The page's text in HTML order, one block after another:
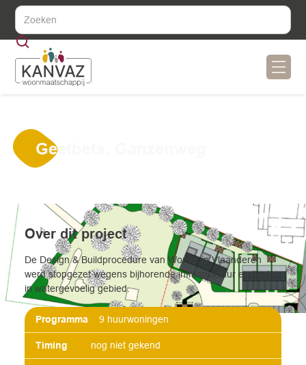
Geetbets, Ganzenweg
Over dit project
De Design & Buildprocedure van Wonen in Vlaanderen
werd stopgezet wegens bijhorende infrastructuur en ligging
in watergevoelig gebied.
Programma 9 huurwoningen
Timing nog niet gekend